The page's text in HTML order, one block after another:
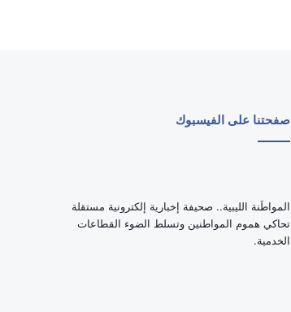
صفحتنا على الفيسبوك
‏المواطَنة الليبية.. صحيفة إخبارية إلكترونية مستقلة
تحاكي هموم المواطنين وتسلط الضوء القطاعات
الخدمية.